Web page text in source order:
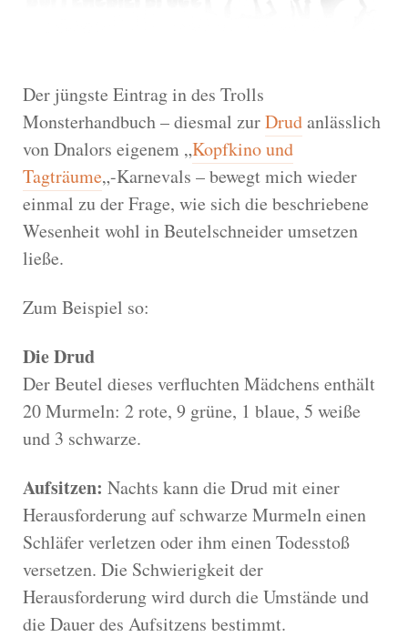
Der jüngste Eintrag in des Trolls
Monsterhandbuch – diesmal zurDrudanlässlich
von Dnalors eigenem „Kopfkino und
Tagträume„-Karnevals – bewegt mich wieder
einmal zu der Frage, wie sich die beschriebene
Wesenheit wohl in Beutelschneider umsetzen
ließe.
Zum Beispiel so:
Die Drud
Der Beutel dieses verfluchten Mädchens enthält
20 Murmeln: 2 rote, 9 grüne, 1 blaue, 5 weiße
und 3 schwarze.
Aufsitzen: Nachts kann die Drud mit einer
Herausforderung auf schwarze Murmeln einen
Schläfer verletzen oder ihm einen Todesstoß
versetzen. Die Schwierigkeit der
Herausforderung wird durch die Umstände und
die Dauer des Aufsitzens bestimmt.